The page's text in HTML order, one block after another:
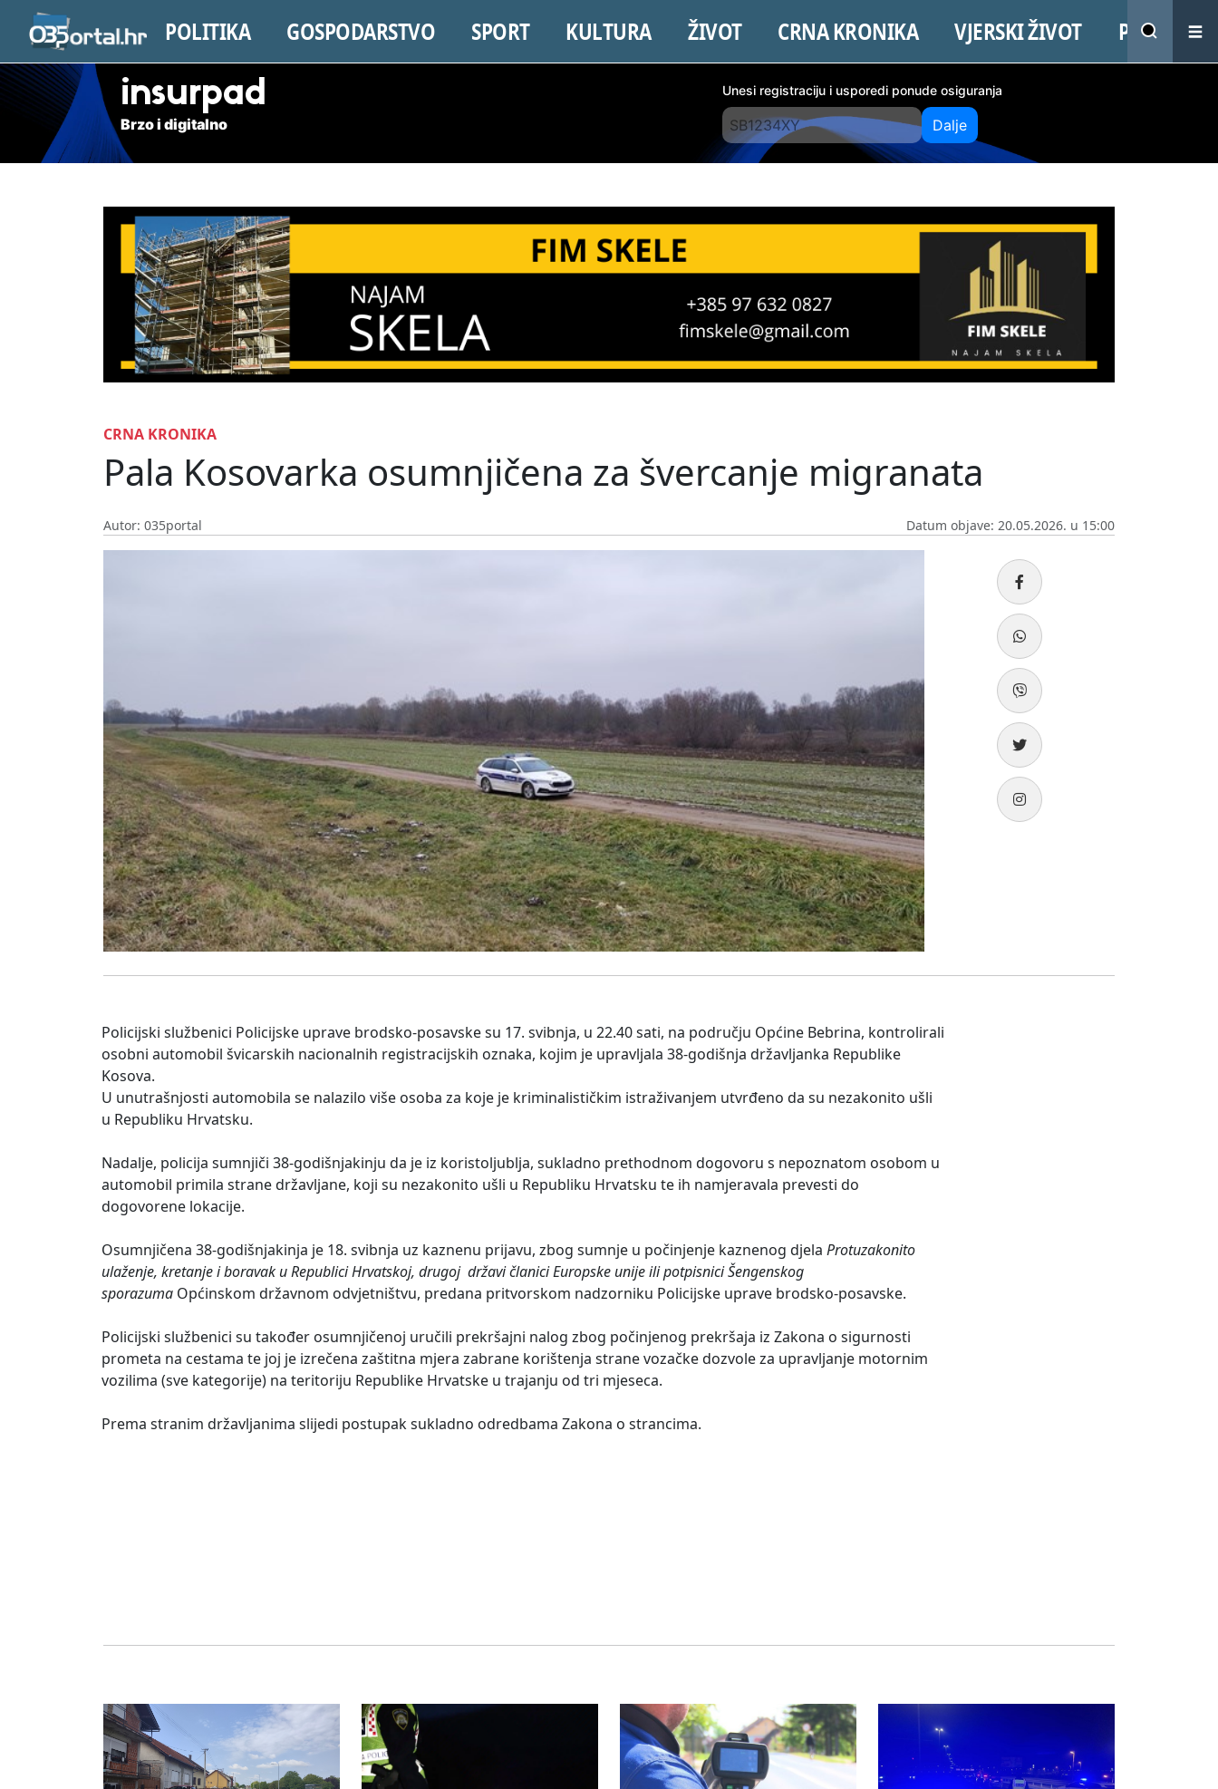
POLITIKA GOSPODARSTVO SPORT KULTURA ŽIVOT CRNA KRONIKA VJERSKI ŽIVOT PROMO
insurpad
Brzo i digitalno
Unesi registraciju i usporedi ponude osiguranja
Dalje
CRNA KRONIKA
Pala Kosovarka osumnjičena za švercanje migranata
Autor: 035portal Datum objave: 20.05.2026. u 15:00
Policijski službenici Policijske uprave brodsko-posavske su 17. svibnja, u 22.40 sati, na području Općine Bebrina, kontrolirali
osobni automobil švicarskih nacionalnih registracijskih oznaka, kojim je upravljala 38-godišnja državljanka Republike
Kosova.
U unutrašnjosti automobila se nalazilo više osoba za koje je kriminalističkim istraživanjem utvrđeno da su nezakonito ušli
u Republiku Hrvatsku.
Nadalje, policija sumnjiči 38-godišnjakinju da je iz koristoljublja, sukladno prethodnom dogovoru s nepoznatom osobom u
automobil primila strane državljane, koji su nezakonito ušli u Republiku Hrvatsku te ih namjeravala prevesti do
dogovorene lokacije.
Osumnjičena 38-godišnjakinja je 18. svibnja uz kaznenu prijavu, zbog sumnje u počinjenje kaznenog djela Protuzakonito
ulaženje, kretanje i boravak u Republici Hrvatskoj, drugoj državi članici Europske unije ili potpisnici Šengenskog
sporazuma Općinskom državnom odvjetništvu, predana pritvorskom nadzorniku Policijske uprave brodsko-posavske.
Policijski službenici su također osumnjičenoj uručili prekršajni nalog zbog počinjenog prekršaja iz Zakona o sigurnosti
prometa na cestama te joj je izrečena zaštitna mjera zabrane korištenja strane vozačke dozvole za upravljanje motornim
vozilima (sve kategorije) na teritoriju Republike Hrvatske u trajanju od tri mjeseca.
Prema stranim državljanima slijedi postupak sukladno odredbama Zakona o strancima.